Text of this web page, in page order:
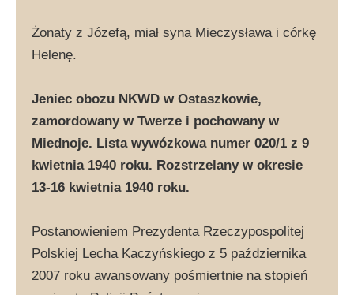
Żonaty z Józefą, miał syna Mieczysława i córkę
Helenę.
Jeniec obozu NKWD w Ostaszkowie,
zamordowany w Twerze i pochowany w
Miednoje. Lista wywózkowa numer 020/1 z 9
kwietnia 1940 roku. Rozstrzelany w okresie
13-16 kwietnia 1940 roku.
Postanowieniem Prezydenta Rzeczypospolitej
Polskiej Lecha Kaczyńskiego z 5 października
2007 roku awansowany pośmiertnie na stopień